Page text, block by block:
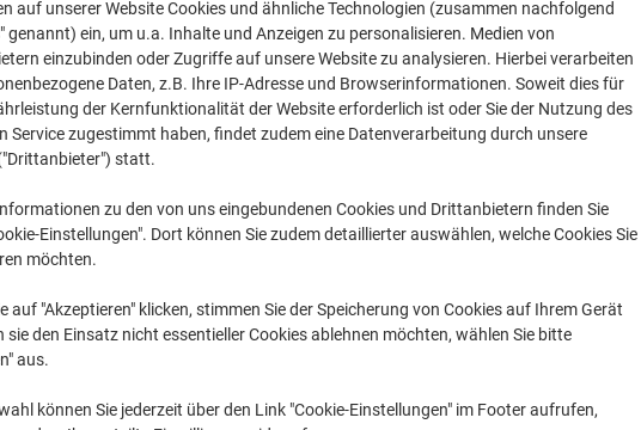
CHF 3.95 pro Stück
Ab 5 Stück
CHF 4.27 inkl. MwSt
CHF 18.81 / m exkl. MwSt
Menge exkl. MwSt
3-4Stück CHF 4.25 -6%
Aktuell verfügbar Lieferung 2-3 Werktage
In den
Zu einer Liste
auf unserer Website Cookies und ähnliche Technologien (zusammen nachfolgend
genannt) ein, um u.a. Inhalte und Anzeigen zu personalisieren. Medien von
einzubinden oder Zugriffe auf unsere Website zu analysieren. Hierbei verarbeiten
Daten, z.B. Ihre IP-Adresse und Browserinformationen. Soweit dies für
der Kernfunktionalität der Website erforderlich ist oder Sie der Nutzung des
Service zugestimmt haben, findet zudem eine Datenverarbeitung durch unsere
statt.
zu den von uns eingebundenen Cookies und Drittanbietern finden Sie
Einstellungen". Dort können Sie zudem detaillierter auswählen, welche Cookies Sie
möchten.
auf "Akzeptieren" klicken, stimmen Sie der Speicherung von Cookies auf Ihrem Gerät
sie den Einsatz nicht essentieller Cookies ablehnen möchten, wählen Sie bitte
aus.
können Sie jederzeit über den Link "Cookie-Einstellungen" im Footer aufrufen,